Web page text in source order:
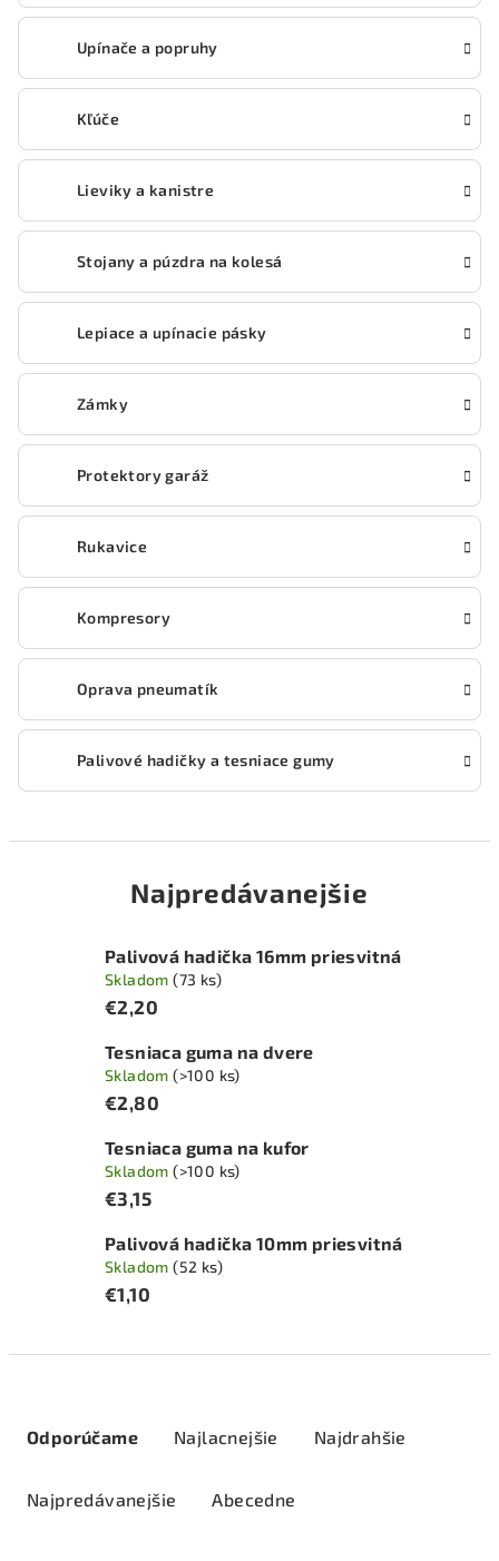
Upínače a popruhy
Kľúče
Lieviky a kanistre
Stojany a púzdra na kolesá
Lepiace a upínacie pásky
Zámky
Protektory garáž
Rukavice
Kompresory
Oprava pneumatík
Palivové hadičky a tesniace gumy
Najpredávanejšie
Palivová hadička 16mm priesvitná
Skladom(73 ks)
€2,20
Tesniaca guma na dvere
Skladom(>100 ks)
€2,80
Tesniaca guma na kufor
Skladom(>100 ks)
€3,15
Palivová hadička 10mm priesvitná
Skladom(52 ks)
€1,10
Odporúčame Najlacnejšie Najdrahšie
Najpredávanejšie Abecedne